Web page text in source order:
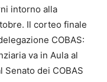
intorno alla
Il corteo finale
COBAS:
va in Aula al
dei COBAS